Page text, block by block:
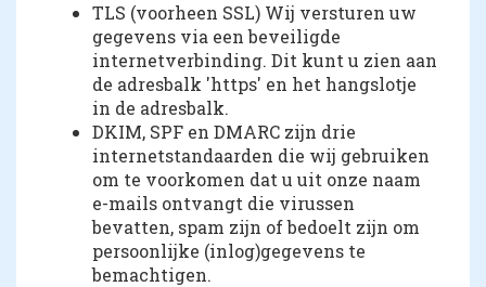
TLS (voorheen SSL) Wij versturen uw
gegevens via een beveiligde
internetverbinding. Dit kunt u zien aan
de adresbalk 'https' en het hangslotje
in de adresbalk.
DKIM, SPF en DMARC zijn drie
internetstandaarden die wij gebruiken
om te voorkomen dat u uit onze naam
e-mails ontvangt die virussen
bevatten, spam zijn of bedoelt zijn om
persoonlijke (inlog)gegevens te
bemachtigen.